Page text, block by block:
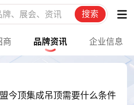
搜索
商 品牌资讯 企业信息
今顶集成吊顶需要什么条件